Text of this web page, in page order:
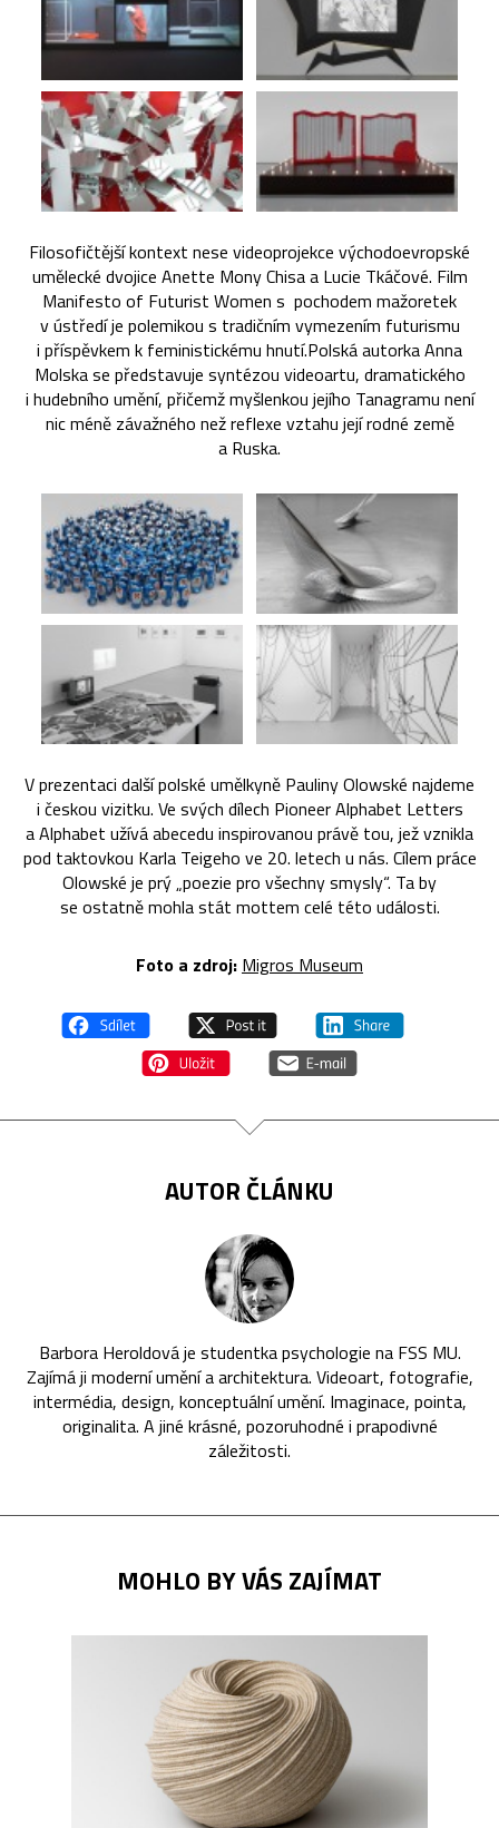
Filosofičtější kontext nese videoprojekce východoevropské
umělecké dvojice Anette Mony Chisa a Lucie Tkáčové. Film
Manifesto of Futurist Women s pochodem mažoretek
v ústředí je polemikou s tradičním vymezením futurismu
i příspěvkem k feministickému hnutí.Polská autorka Anna
Molska se představuje syntézou videoartu, dramatického
i hudebního umění, přičemž myšlenkou jejího Tanagramu není
nic méně závažného než reflexe vztahu její rodné země
a Ruska.
V prezentaci další polské umělkyně Pauliny Olowské najdeme
i českou vizitku. Ve svých dílech Pioneer Alphabet Letters
a Alphabet užívá abecedu inspirovanou právě tou, jež vznikla
pod taktovkou Karla Teigeho ve 20. letech u nás. Cílem práce
Olowské je prý „poezie pro všechny smysly“. Ta by
se ostatně mohla stát mottem celé této události.
Foto a zdroj: Migros Museum
AUTOR ČLÁNKU
Barbora Heroldová je studentka psychologie na FSS MU.
Zajímá ji moderní umění a architektura. Videoart, fotografie,
intermédia, design, konceptuální umění. Imaginace, pointa,
originalita. A jiné krásné, pozoruhodné i prapodivné
záležitosti.
MOHLO BY VÁS ZAJÍMAT